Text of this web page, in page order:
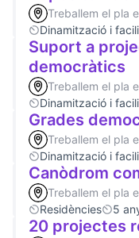
Treballem el pla
Dinamització i
Suport a
democràtics
Treballem el pla
Dinamització i
Grades
Treballem el pla
Dinamització i
Canòdrom
Treballem el pla
Residències
5
20 projectes